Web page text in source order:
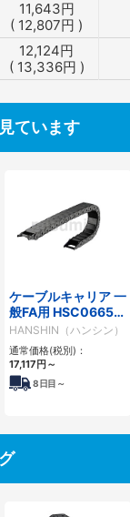
11,643円
( 12,807円 )
12,124円
( 13,336円 )
ています
ケーブルキャリア 一
般FA用 HSC0665シ
リーズ
HANSHIN（ハンシン）
通常価格(税別)：
17,117 円 ～
8日目～